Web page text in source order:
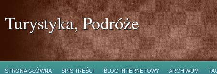
Turystyka, Podróże
STRONA GŁÓWNA SPIS TREŚCI BLOG INTERNETOWY ARCHIWUM